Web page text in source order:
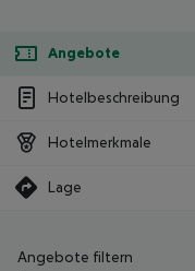
Angebote
Hotelbeschreibung
Hotelmerkmale
Lage
Angebote filtern